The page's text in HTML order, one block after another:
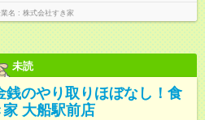
名 株式会社すき家
未読
銭のやり取りほぼなし！食
大船駅前店